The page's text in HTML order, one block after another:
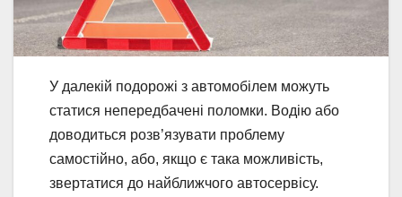
У далекій подорожі з автомобілем можуть
статися непередбачені поломки. Водію або
доводиться розв’язувати проблему
самостійно, або, якщо є така можливість,
звертатися до найближчого автосервісу.